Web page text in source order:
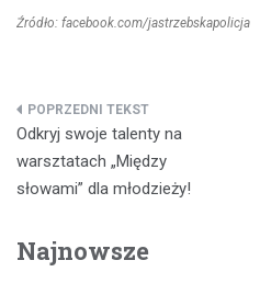
Źródło: facebook.com/jastrzebskapolicja
Nawigacja
wpisu
Odkryj swoje talenty na
warsztatach „Między
słowami” dla młodzieży!
Najnowsze